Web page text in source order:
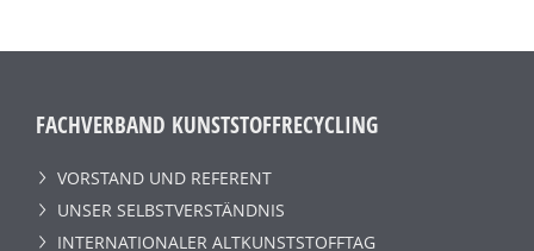
FACHVERBAND KUNSTSTOFFRECYCLING
VORSTAND UND REFERENT
UNSER SELBSTVERSTÄNDNIS
INTERNATIONALER ALTKUNSTSTOFFTAG